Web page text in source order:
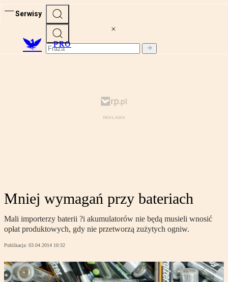
Serwisy
PRO
Mniej wymagań przy bateriach
Mali importerzy baterii ?i akumulatorów nie będą musieli wnosić
opłat produktowych, gdy nie przetworzą zużytych ogniw.
Publikacja: 03.04.2014 10:32